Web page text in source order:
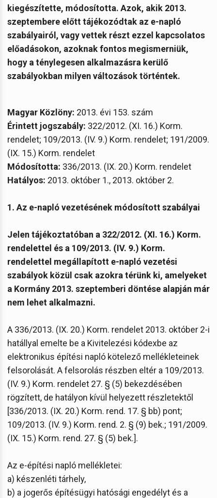
kiegészítette, módosította. Azok, akik 2013.
szeptembere előtt tájékozódtak az e-napló
szabályairól, vagy vettek részt ezzel kapcsolatos
előadásokon, azoknak fontos megismerniük,
hogy a ténylegesen alkalmazásra kerülő
szabályokban milyen változások történtek.
Magyar Közlöny: 2013. évi 153. szám
Érintett jogszabály: 322/2012. (XI. 16.) Korm.
rendelet; 109/2013. (IV. 9.) Korm. rendelet; 191/2009.
(IX. 15.) Korm. rendelet
Módosította: 336/2013. (IX. 20.) Korm. rendelet
Hatályos: 2013. október 1., 2013. október 2.
1. Az e-napló vezetésének módosított szabályai
Jelen tájékoztatóban a 322/2012. (XI. 16.) Korm.
rendelettel és a 109/2013. (IV. 9.) Korm.
rendelettel megállapított e-napló vezetési
szabályok közül csak azokra térünk ki, amelyeket
a Kormány 2013. szeptemberi döntése alapján már
nem lehet alkalmazni.
A 336/2013. (IX. 20.) Korm. rendelet 2013. október 2-i
hatállyal emelte be a Kivitelezési kódexbe az
elektronikus építési napló kötelező mellékleteinek
felsorolását. A felsorolás részben eltér a 109/2013.
(IV. 9.) Korm. rendelet 27. § (5) bekezdésében
rögzített, de hatályon kívül helyezett részletektől
[336/2013. (IX. 20.) Korm. rend. 17. § bb) pont;
109/2013. (IV. 9.) Korm. rend. 2. § (9) bek.; 191/2009.
(IX. 15.) Korm. rend. 27. § (5) bek.].
Az e-építési napló mellékletei:
a) készenléti tárhely,
b) a jogerős építésügyi hatósági engedélyt és a